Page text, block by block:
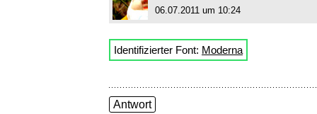
06.07.2011 um 10:24
Identifizierter Font: Moderna
Antwort